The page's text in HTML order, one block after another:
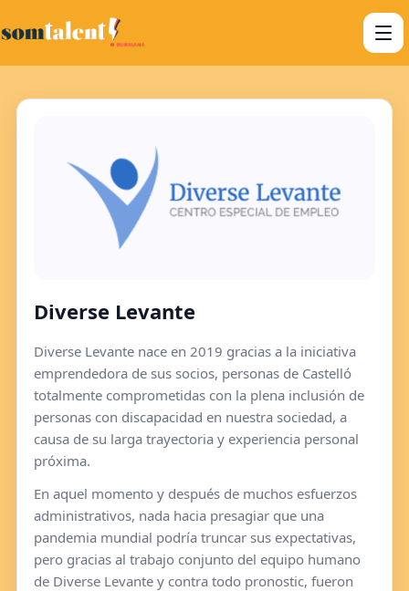
Diverse Levante
Diverse Levante nace en 2019 gracias a la iniciativa
emprendedora de sus socios, personas de Castelló
totalmente comprometidas con la plena inclusión de
personas con discapacidad en nuestra sociedad, a
causa de su larga trayectoria y experiencia personal
próxima.
En aquel momento y después de muchos esfuerzos
administrativos, nada hacia presagiar que una
pandemia mundial podría truncar sus expectativas,
pero gracias al trabajo conjunto del equipo humano
de Diverse Levante y contra todo pronostic, fueron